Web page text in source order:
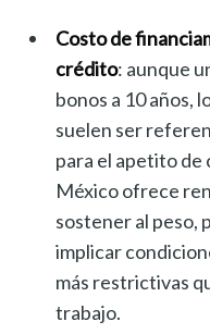
Costo de
crédito: aunque
bonos a 10 años,
suelen ser
para el apetito
México ofrece
sostener al peso,
implicar
más restrictivas
trabajo.